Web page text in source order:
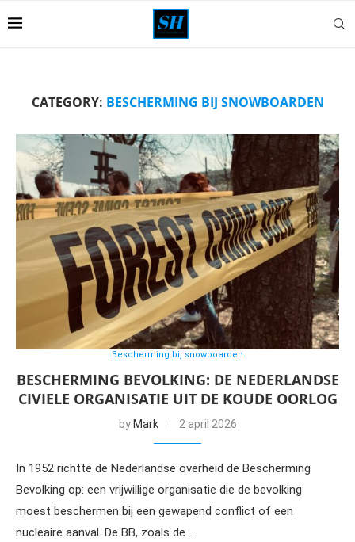
CATEGORY: BESCHERMING BIJ SNOWBOARDEN
Bescherming bij snowboarden
BESCHERMING BEVOLKING: DE NEDERLANDSE
CIVIELE ORGANISATIE UIT DE KOUDE OORLOG
by Mark 2 april 2026
In 1952 richtte de Nederlandse overheid de Bescherming
Bevolking op: een vrijwillige organisatie die de bevolking
moest beschermen bij een gewapend conflict of een
nucleaire aanval. De BB, zoals de …